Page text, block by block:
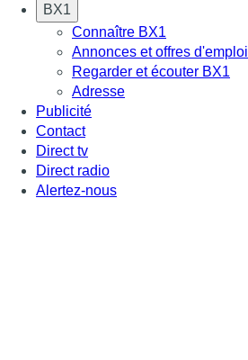
BX1
Connaître BX1
Annonces et offres d'emploi
Regarder et écouter BX1
Adresse
Publicité
Contact
Direct tv
Direct radio
Alertez-nous